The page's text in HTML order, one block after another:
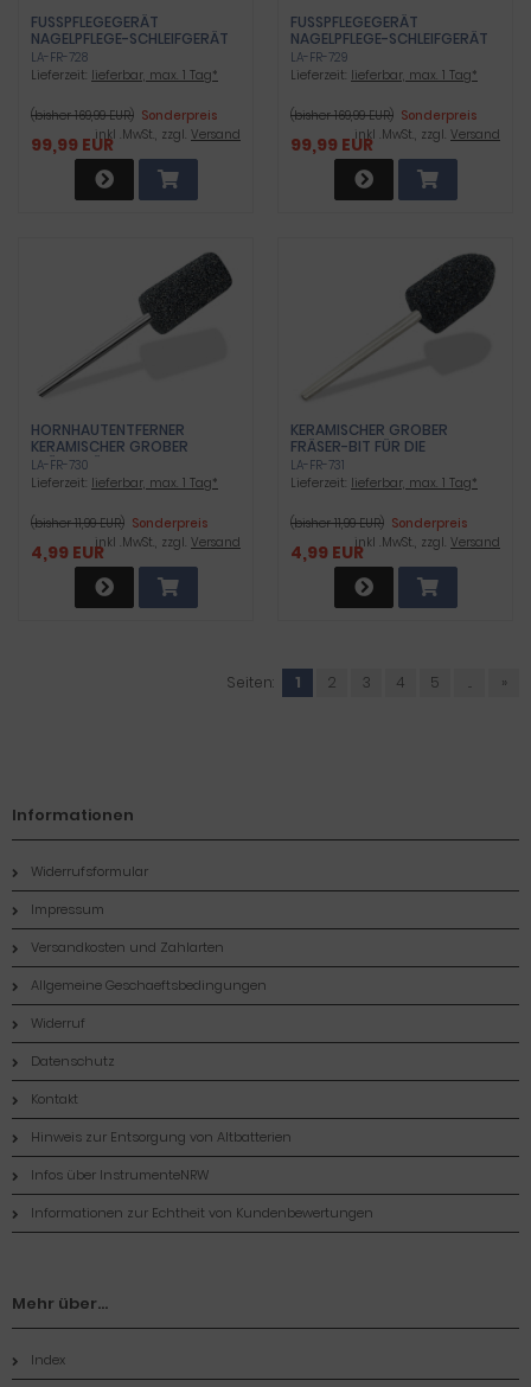
FUSSPFLEGEGERÄT N
AGELPFLEGE-SCHLEIFGERÄT S
CHWARZ
LA-FR-728
Lieferzeit: lieferbar, max. 1 Tag*
(bisher 169,99 EUR) Sonderpreis
99,99 EURinkl .MwSt., zzgl. Versand
FUSSPFLEGEGERÄT N
AGELPFLEGE-SCHLEIFGERÄT W
EISS
LA-FR-729
Lieferzeit: lieferbar, max. 1 Tag*
(bisher 169,99 EUR) Sonderpreis
99,99 EURinkl .MwSt., zzgl. Versand
HORNHAUTENTFERNER
KERAMISCHER GROBER
FRÄSER FÜR DIE ENTFERNUNG
DER HORNHAUT
LA-FR-730
Lieferzeit: lieferbar, max. 1 Tag*
(bisher 11,99 EUR) Sonderpreis
4,99 EURinkl .MwSt., zzgl. Versand
KERAMISCHER GROBER
FRÄSER-BIT FÜR DIE
ENTFERNUNG DER HORNHAUT
LA-FR-731
Lieferzeit: lieferbar, max. 1 Tag*
(bisher 11,99 EUR) Sonderpreis
4,99 EURinkl .MwSt., zzgl. Versand
Seiten: 1 2 3 4 5 ... »
Informationen
Widerrufsformular
Impressum
Versandkosten und Zahlarten
Allgemeine Geschaeftsbedingungen
Widerruf
Datenschutz
Kontakt
Hinweis zur Entsorgung von Altbatterien
Infos über InstrumenteNRW
Informationen zur Echtheit von Kundenbewertungen
Mehr über...
Index